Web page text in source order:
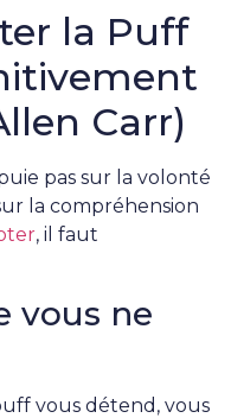
la Puff
Carr)
pas sur la volonté
la compréhension
, il faut
vous ne
vous détend, vous